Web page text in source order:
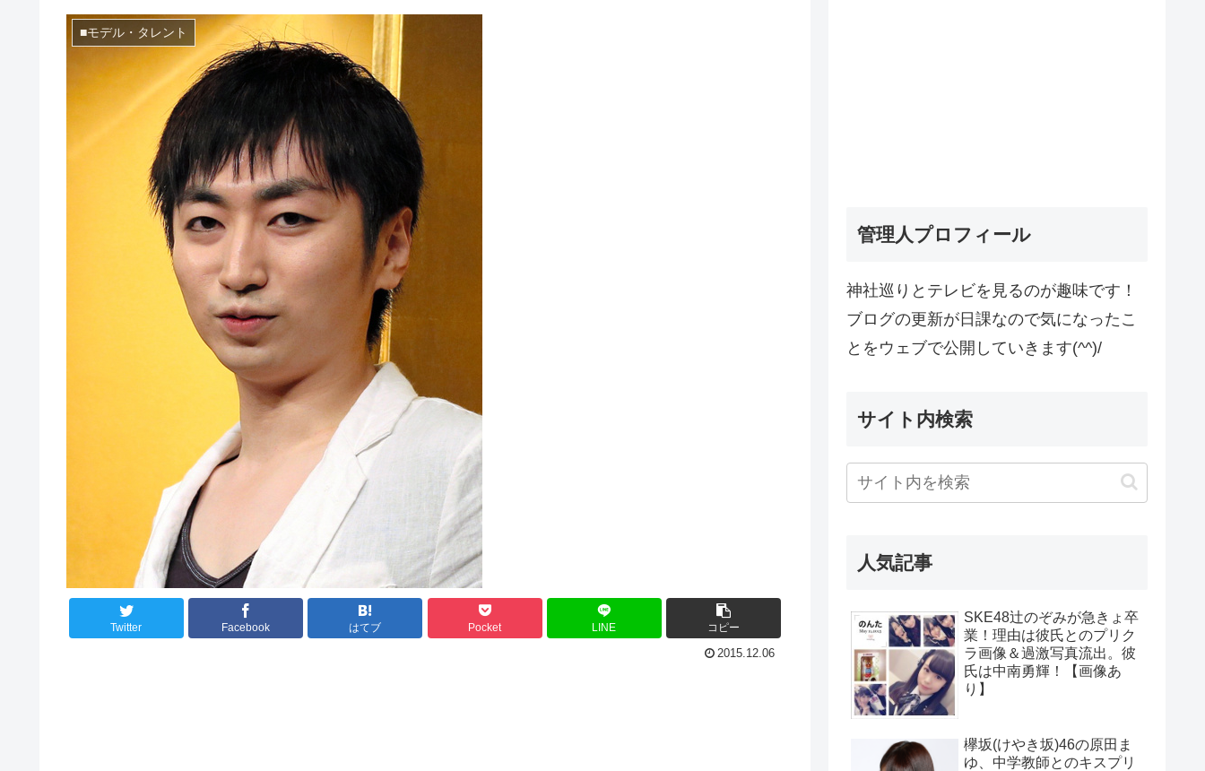
■モデル・タレント
Twitter Facebook はてブ Pocket LINE コピー
2015.12.06
管理人プロフィール
神社巡りとテレビを見るのが趣味です！
ブログの更新が日課なので気になったこ
とをウェブで公開していきます(^^)/
サイト内検索
人気記事
SKE48辻のぞみが急きょ卒
業！理由は彼氏とのプリク
ラ画像＆過激写真流出。彼
氏は中南勇輝！【画像あ
り】
欅坂(けやき坂)46の原田ま
ゆ、中学教師とのキスプリ